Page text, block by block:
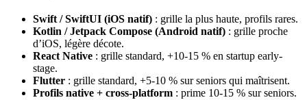
Swift / SwiftUI (iOS natif) : grille la plus haute, profils rares.
Kotlin / Jetpack Compose (Android natif) : grille proche
d’iOS, légère décote.
React Native : grille standard, +10-15 % en startup early-
stage.
Flutter : grille standard, +5-10 % sur seniors qui maîtrisent.
Profils native + cross-platform : prime 10-15 % sur seniors.